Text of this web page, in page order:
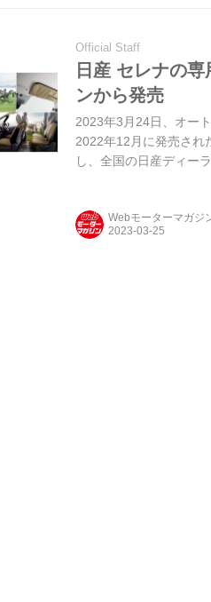
Official Staff
日産 セレナの
ンから発売
2023年3月24日、オー
2022年12月に発売され
し、全国の日産ディー
Webモーターマガジ